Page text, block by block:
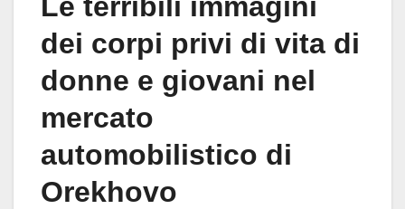
dei corpi privi di vita di
donne e giovani nel
mercato
automobilistico di
Orekhovo